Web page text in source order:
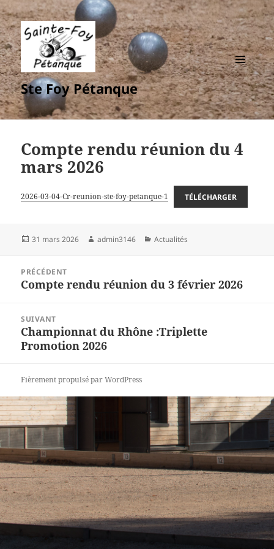
Ste Foy Pétanque
MENU
ET
WIDGETS
Compte rendu réunion du 4
mars 2026
2026-03-04-Cr-reunion-ste-foy-petanque-1 TÉLÉCHARGER
Publié
31 mars 2026 Auteur
admin3146 Catégories
Actualités
l’article
PRÉCÉDENT
Article
Compte rendu réunion du 3 février 2026
SUIVANT
Article
suivant :
Championnat du Rhône :Triplette
Promotion 2026
Fièrement propulsé par WordPress